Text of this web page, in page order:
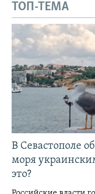
ТОП-ТЕМА
В Севастополе
моря
это?